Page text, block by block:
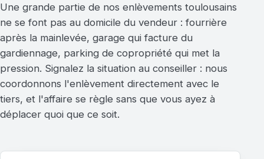
Une grande partie de nos enlèvements toulousains
ne se font pas au domicile du vendeur : fourrière
après la mainlevée, garage qui facture du
gardiennage, parking de copropriété qui met la
pression. Signalez la situation au conseiller : nous
coordonnons l'enlèvement directement avec le
tiers, et l'affaire se règle sans que vous ayez à
déplacer quoi que ce soit.